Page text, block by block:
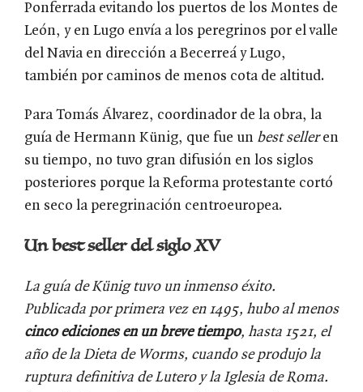
Ponferrada evitando los puertos de los Montes de
León, y en Lugo envía a los peregrinos por el valle
del Navia en dirección a Becerreá y Lugo,
también por caminos de menos cota de altitud.
Para Tomás Álvarez, coordinador de la obra, la
guía de Hermann Künig, que fue un best selleren
su tiempo, no tuvo gran difusión en los siglos
posteriores porque la Reforma protestante cortó
en seco la peregrinación centroeuropea.
Un best seller del siglo XV
La guía de Künig tuvo un inmenso éxito.
Publicada por primera vez en 1495, hubo al menos
cinco ediciones en un breve tiempo, hasta 1521, el
año de la Dieta de Worms, cuando se produjo la
ruptura definitiva de Lutero y la Iglesia de Roma.